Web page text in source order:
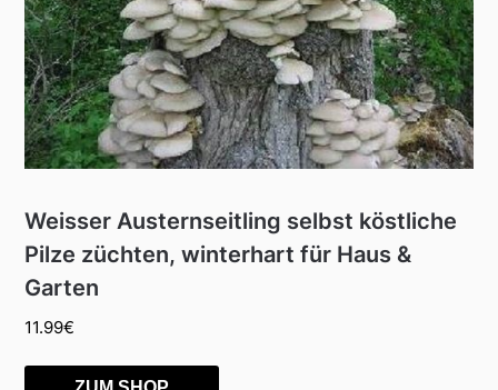
Weisser Austernseitling selbst köstliche
Pilze züchten, winterhart für Haus &
Garten
11.99€